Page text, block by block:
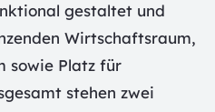
gestaltet und
Wirtschaftsraum,
sowie Platz für
stehen zwei